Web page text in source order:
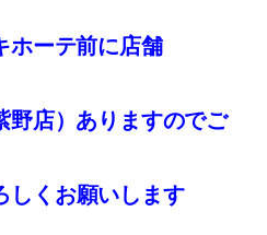
ホーテ前に店舗
野店）ありますのでご
しくお願いします